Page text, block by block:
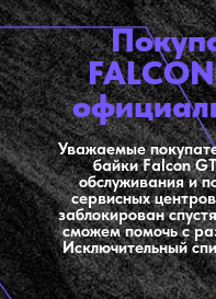
Почему стоит
Мотоцикл
подойдет как
райдеров.
по ровному
Элегантный
оставит ваш
МОЩЬ,
Уважаемые
байки Falcon
обслуживания и
сервисных
заблокирован
сможем помочь с
Исключительный